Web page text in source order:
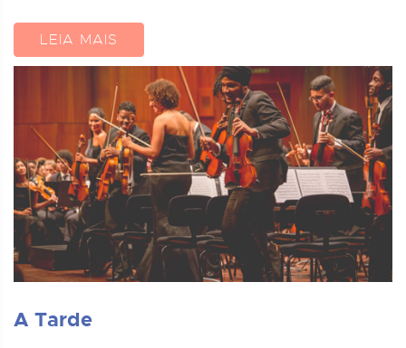
LEIA MAIS
A Tarde